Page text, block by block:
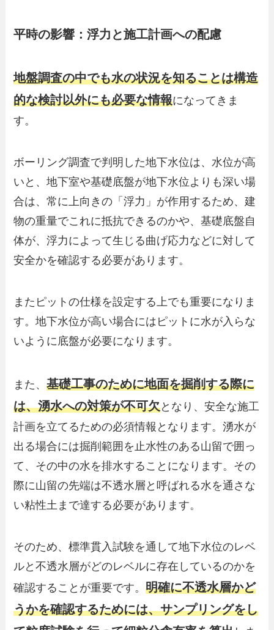
平時の影響：浮力と施工計画への配慮
地盤調査の中でも水の状況を知ることは構造
的な検討以外にも必要な情報になってきま
す。
ボーリング調査で判明した地下水位は、水位が高
いと、地下室や基礎底盤が地下水位よりも深い場
合は、常に上向きの「浮力」が作用するため、建
物の重量でこれに抵抗できるのかや、基礎底盤自
体が、浮力によって生じる曲げ応力などに対して
安全かを確認する必要があります。
またピットの仕様を設定する上でも重要になりま
す。地下水位が高い場合にはピットに水が入らな
いように底盤が必要になります。
また、基礎工事のために地面を掘削する際に
は、湧水への対策が不可欠となり、安全な施工
計画を立てるための必須情報となります。湧水が
出る場合には掘削範囲を止水性のある山留で囲っ
て、その中の水を排水することになります。その
際に山留の先端は不透水層と呼ばれる水を通さな
い粘性土まで達する必要があります。
そのため、標準貫入試験を通して地下水位のレベ
ルと不透水層がどのレベルに存在しているのかを
確認することが重要です。明確に不透水層かど
うかを確認するためには、サンプリングをし